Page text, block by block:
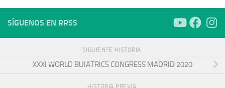
SÍGUENOS EN RRSS
SIGUIENTE HISTORIA
XXXI WORLD BUIATRICS CONGRESS MADRID 2020
HISTORIA PREVIA